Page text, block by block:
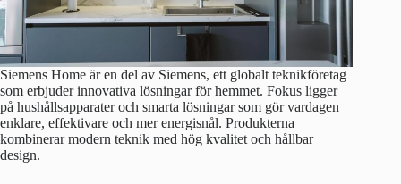
Siemens Home är en del av Siemens, ett globalt teknikföretag
som erbjuder innovativa lösningar för hemmet. Fokus ligger
på hushållsapparater och smarta lösningar som gör vardagen
enklare, effektivare och mer energisnål. Produkterna
kombinerar modern teknik med hög kvalitet och hållbar
design.